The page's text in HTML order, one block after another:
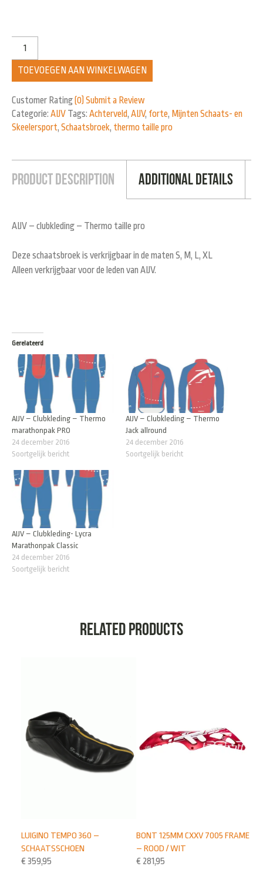
TOEVOEGEN AAN WINKELWAGEN
Customer Rating(0) Submit a Review
Categorie: AIJV Tags: Achterveld, AIJV, forte, Mijnten Schaats- en
Skeelersport, Schaatsbroek, thermo taille pro
Product Description Additional Details
AIJV – clubkleding – Thermo taille pro
Deze schaatsbroek is verkrijgbaar in de maten S, M, L, XL
Alleen verkrijgbaar voor de leden van AIJV.
Gerelateerd
AIJV – Clubkleding – Thermo
marathonpak PRO
24 december 2016
Soortgelijk bericht
AIJV – Clubkleding – Thermo
Jack allround
24 december 2016
Soortgelijk bericht
AIJV – Clubkleding- Lycra
Marathonpak Classic
24 december 2016
Soortgelijk bericht
Related products
BONT 125MM CXXV 7005 FRAME
– ROOD / WIT
€ 281,95
LUIGINO TEMPO 360 –
SCHAATSSCHOEN
€ 359,95